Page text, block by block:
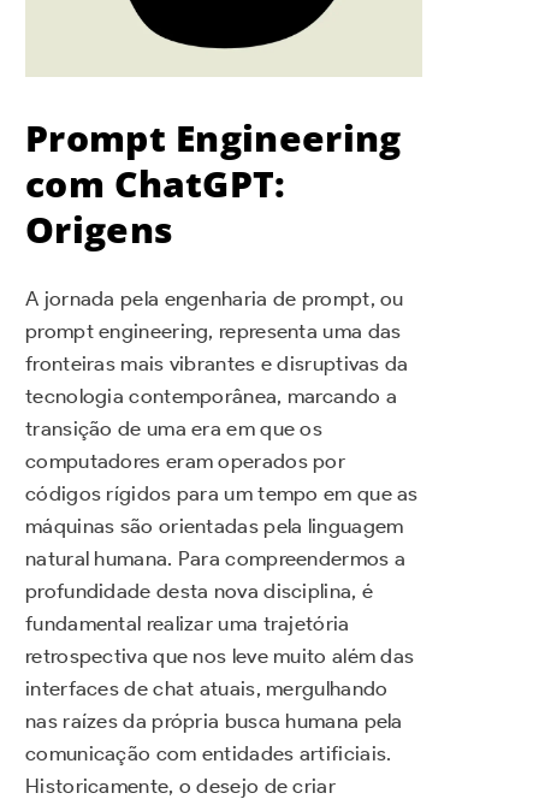
Prompt Engineering
com ChatGPT:
Origens
A jornada pela engenharia de prompt, ou
prompt engineering, representa uma das
fronteiras mais vibrantes e disruptivas da
tecnologia contemporânea, marcando a
transição de uma era em que os
computadores eram operados por
códigos rígidos para um tempo em que as
máquinas são orientadas pela linguagem
natural humana. Para compreendermos a
profundidade desta nova disciplina, é
fundamental realizar uma trajetória
retrospectiva que nos leve muito além das
interfaces de chat atuais, mergulhando
nas raízes da própria busca humana pela
comunicação com entidades artificiais.
Historicamente, o desejo de criar